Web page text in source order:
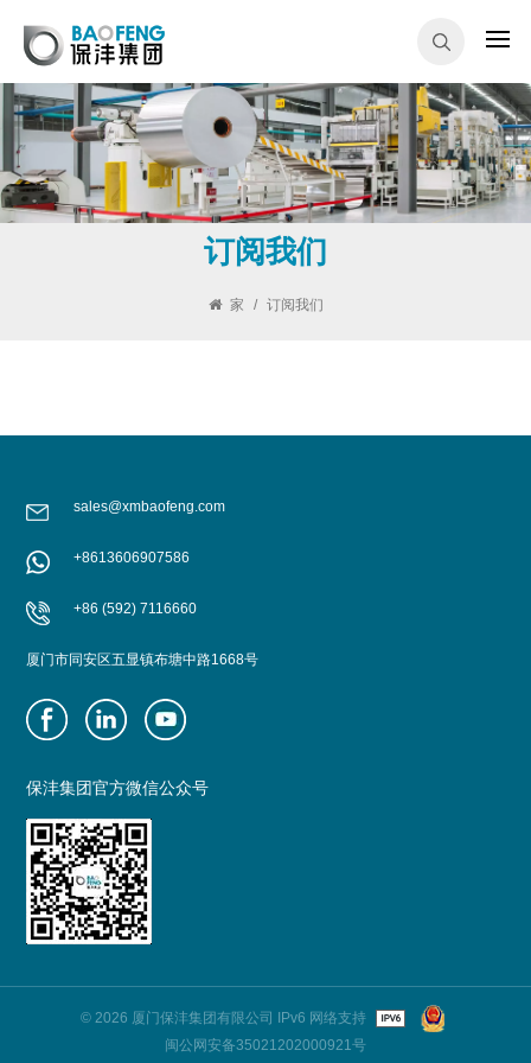
订阅我们
家 / 订阅我们
sales@xmbaofeng.com
+8613606907586
+86 (592) 7116660
厦门市同安区五显镇布塘中路1668号
保沣集团官方微信公众号
© 2026 厦门保沣集团有限公司 IPv6 网络支持
闽公网安备35021202000921号